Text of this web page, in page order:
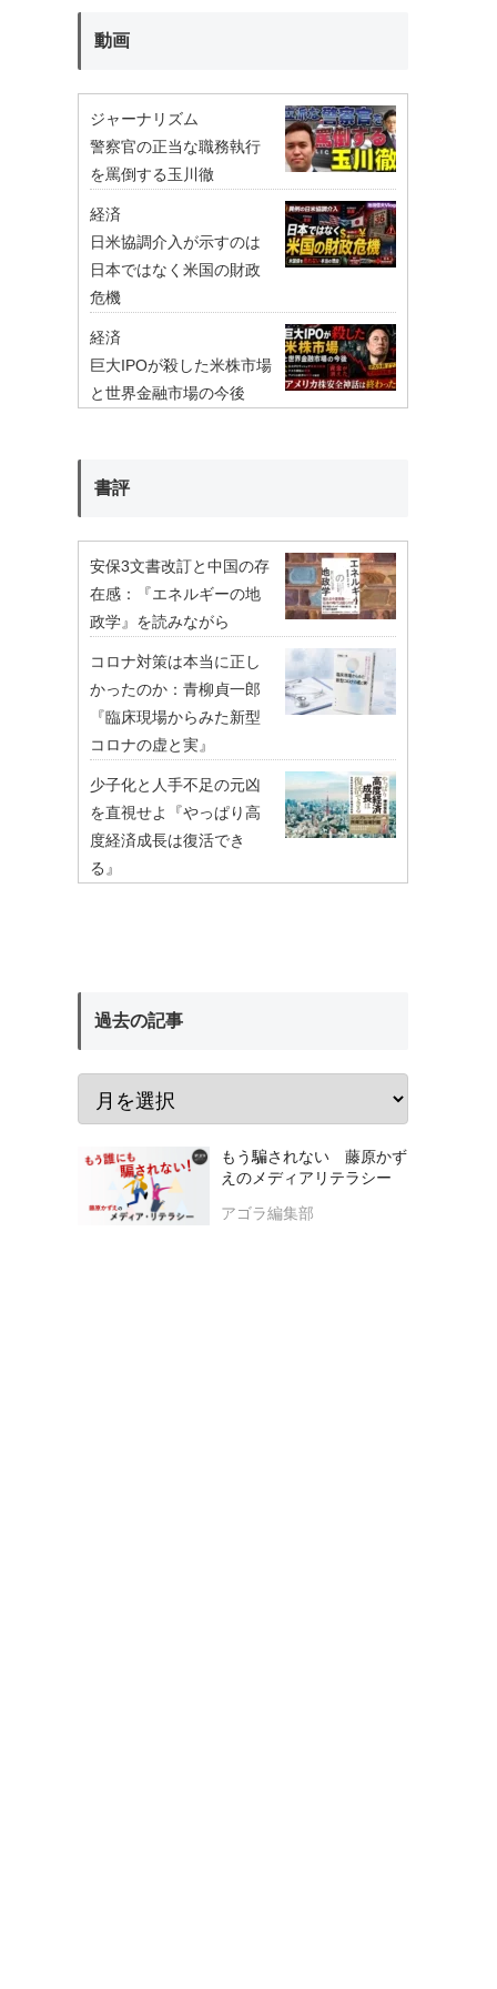
動画
ジャーナリズム
警察官の正当な職務執行
を罵倒する玉川徹
経済
日米協調介入が示すのは
日本ではなく米国の財政
危機
経済
巨大IPOが殺した米株市場
と世界金融市場の今後
書評
安保3文書改訂と中国の存
在感：『エネルギーの地
政学』を読みながら
コロナ対策は本当に正し
かったのか：青柳貞一郎
『臨床現場からみた新型
コロナの虚と実』
少子化と人手不足の元凶
を直視せよ『やっぱり高
度経済成長は復活でき
る』
過去の記事
もう騙されない 藤原かず
えのメディアリテラシー
アゴラ編集部